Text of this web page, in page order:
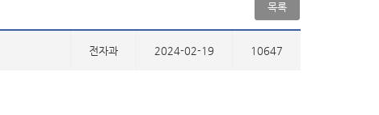
목록
전자과 2024-02-19 10647